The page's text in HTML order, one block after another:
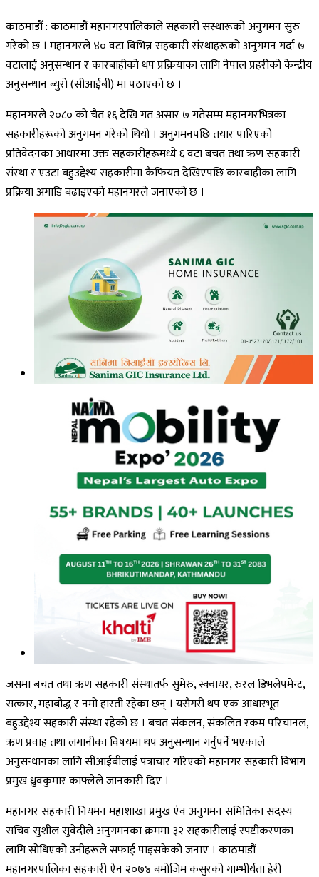
काठमाडौँ : काठमाडौं महानगरपालिकाले सहकारी संस्थारूको अनुगमन सुरु
गरेको छ । महानगरले ४० वटा विभिन्न सहकारी संस्थाहरूको अनुगमन गर्दा ७
वटालाई अनुसन्धान र कारबाहीको थप प्रक्रियाका लागि नेपाल प्रहरीको केन्द्रीय
अनुसन्धान ब्युरो (सीआईबी) मा पठाएको छ ।
महानगरले २०८० को चैत १६ देखि गत असार ७ गतेसम्म महानगरभित्रका
सहकारीहरूको अनुगमन गरेको थियो । अनुगमनपछि तयार पारिएको
प्रतिवेदनका आधारमा उक्त सहकारीहरूमध्ये ६ वटा बचत तथा ऋण सहकारी
संस्था र एउटा बहुउद्देश्य सहकारीमा कैफियत देखिएपछि कारबाहीका लागि
प्रक्रिया अगाडि बढाइएको महानगरले जनाएको छ ।
जसमा बचत तथा ऋण सहकारी संस्थातर्फ सुमेरु, स्क्वायर, रुरल डिभलेपमेन्ट,
सत्कार, महाबौद्ध र नमो हारती रहेका छन् । यसैगरी थप एक आधारभूत
बहुउद्देश्य सहकारी संस्था रहेको छ । बचत संकलन, संकलित रकम परिचानल,
ऋण प्रवाह तथा लगानीका विषयमा थप अनुसन्धान गर्नुपर्ने भएकाले
अनुसन्धानका लागि सीआईबीलाई पत्राचार गरिएको महानगर सहकारी विभाग
प्रमुख ध्रुवकुमार काफ्लेले जानकारी दिए ।
महानगर सहकारी नियमन महाशाखा प्रमुख एंव अनुगमन समितिका सदस्य
सचिव सुशील सुवेदीले अनुगमनका क्रममा ३२ सहकारीलाई स्पष्टीकरणका
लागि सोधिएको उनीहरूले सफाई पाइसकेको जनाए । काठमाडौं
महानगरपालिका सहकारी ऐन २०७४ बमोजिम कसुरको गाम्भीर्यता हेरी